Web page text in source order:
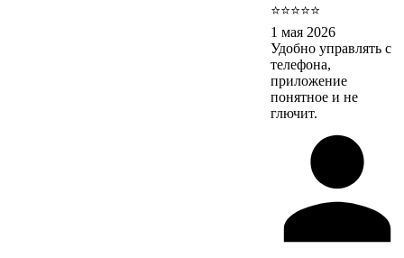
⭐⭐⭐⭐⭐
1 мая 2026
Удобно управлять с
телефона,
приложение
понятное и не
глючит.